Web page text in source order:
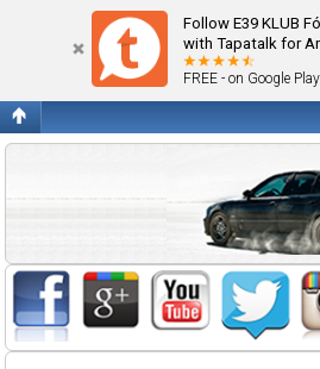
Follow E39 KLUB
with Tapatalk for
FREE - on Google Play
Alkatrészt kínál